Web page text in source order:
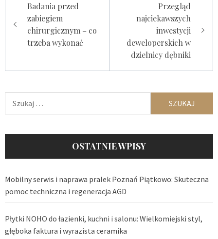
wpisuBadania przed
zabiegiem
chirurgicznym – co
trzeba wykonać
Przegląd
najciekawszych
inwestycji
deweloperskich w
dzielnicy dębniki
OSTATNIE WPISY
Mobilny serwis i naprawa pralek Poznań Piątkowo: Skuteczna
pomoc techniczna i regeneracja AGD
Płytki NOHO do łazienki, kuchni i salonu: Wielkomiejski styl,
głęboka faktura i wyrazista ceramika